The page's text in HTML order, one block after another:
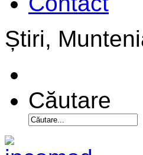
Știri,
Căutare